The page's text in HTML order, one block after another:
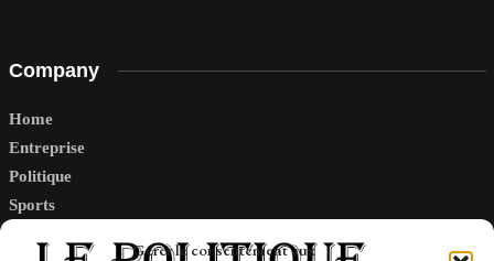
Gérer le consentement aux
Company
Home
Entreprise
Politique
Sports